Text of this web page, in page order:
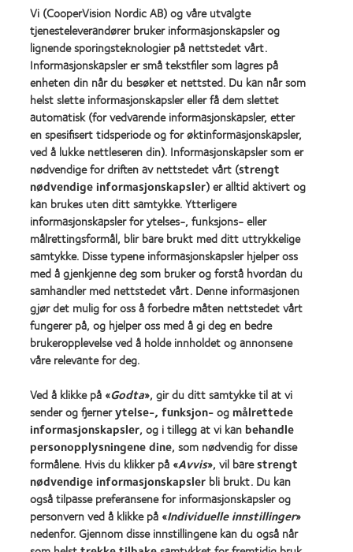
For at mediefiler på denne siden skal vises riktig, må
bruk av informasjonskapsler godkjennes.
Edit Cookie Preferences
TRINN
3
Legg linsen i linseetuiet, dekk den med litt mer, ny
linsevæske og sett på lokket. Legg merke til at du
skal fylle hele etuiet med linsevæske. Linsene skal alltid
ligge dekket med linsevæske, i etuiet, når de ikke er i
bruk. Du finner informasjon om hvor lenge linsene må
ligge i bløtt for å bli skikkelig desinfisert, i instruksjonene
som følger med linsevæsken.
Vi (CooperVision Nordic AB) og våre utvalgte
tjenesteleverandører bruker informasjonskapsler og
lignende sporingsteknologier på nettstedet vårt.
Informasjonskapsler er små tekstfiler som lagres på
enheten din når du besøker et nettsted. Du kan når som
helst slette informasjonskapsler eller få dem slettet
automatisk (for vedvarende informasjonskapsler, etter
en spesifisert tidsperiode og for øktinformasjonskapsler,
ved å lukke nettleseren din). Informasjonskapsler som er
nødvendige for driften av nettstedet vårt (strengt
nødvendige informasjonskapsler) er alltid aktivert og
kan brukes uten ditt samtykke. Ytterligere
informasjonskapsler for ytelses-, funksjons- eller
målrettingsformål, blir bare brukt med ditt uttrykkelige
samtykke. Disse typene informasjonskapsler hjelper oss
med å gjenkjenne deg som bruker og forstå hvordan du
samhandler med nettstedet vårt. Denne informasjonen
gjør det mulig for oss å forbedre måten nettstedet vårt
fungerer på, og hjelper oss med å gi deg en bedre
brukeropplevelse ved å holde innholdet og annonsene
våre relevante for deg.
Ved å klikke på «Godta», gir du ditt samtykke til at vi
sender og fjernerytelse-, funksjon-og målrettede
informasjonskapsler, og i tillegg at vi kan behandle
personopplysningene dine, som nødvendig for disse
formålene. Hvis du klikker på «Avvis», vil barestrengt
nødvendige informasjonskapsler bli brukt. Du kan
også tilpasse preferansene for informasjonskapsler og
personvern ved å klikke på «Individuelle innstillinger»
nedenfor. Gjennom disse innstillingene kan du også når